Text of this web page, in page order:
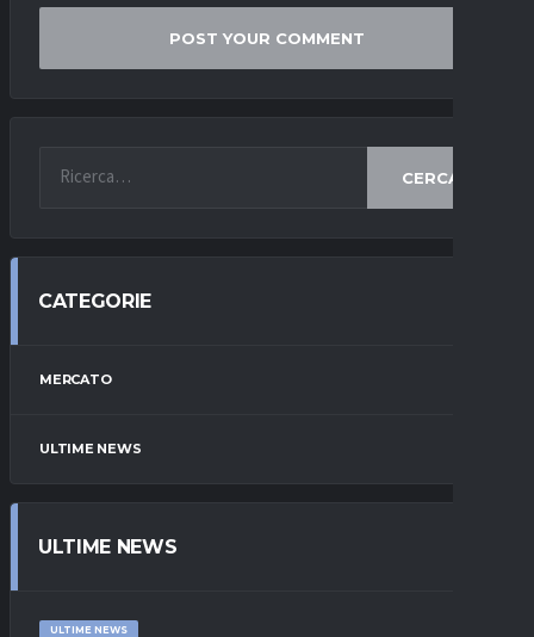
CERCA
CATEGORIE
MERCATO
ULTIME NEWS
ULTIME NEWS
ULTIME NEWS